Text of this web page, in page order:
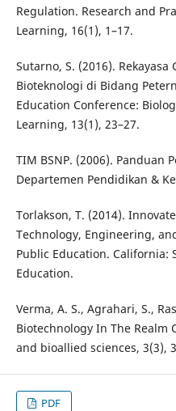
Regulation. Research and
Learning, 16(1), 1–17.
Sutarno, S. (2016).
Bioteknologi di Bidang
Education Conference:
Learning, 13(1), 23–27.
TIM BSNP. (2006). Panduan
Departemen Pendidikan &
Torlakson, T. (2014).
Technology, Engineering,
Public Education. California:
Education.
Verma, A. S., Agrahari, S.,
Biotechnology In The Realm
and bioallied sciences, 3(3),
PDF